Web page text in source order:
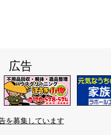
広告
を募集しています